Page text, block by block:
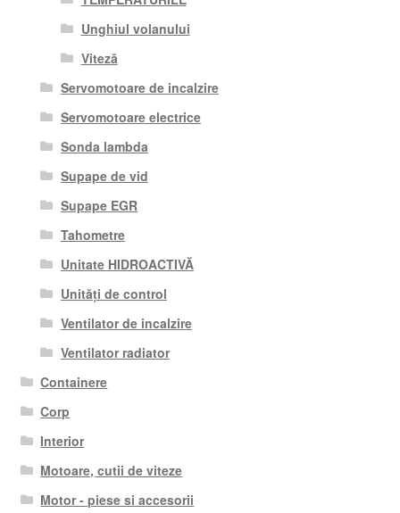
Unghiul volanului
Viteză
Servomotoare de incalzire
Servomotoare electrice
Sonda lambda
Supape de vid
Supape EGR
Tahometre
Unitate HIDROACTIVĂ
Unități de control
Ventilator de incalzire
Ventilator radiator
Containere
Corp
Interior
Motoare, cutii de viteze
Motor - piese si accesorii